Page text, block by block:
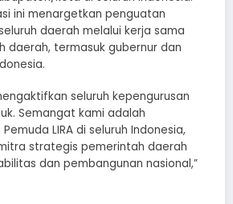
ini menargetkan penguatan
daerah melalui kerja sama
daerah, termasuk gubernur dan
seluruh kepengurusan
Semangat kami adalah
LIRA di seluruh Indonesia,
strategis pemerintah daerah
dan pembangunan nasional,”